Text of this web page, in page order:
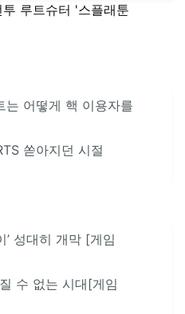
루트슈터 '스플래툰
는 어떻게 핵 이용자를
쏟아지던 시절
’ 성대히 개막 [게임
수 없는 시대[게임